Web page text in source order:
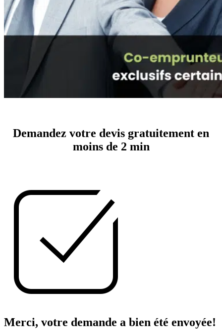
Demandez votre devis gratuitement en
moins de 2 min
Merci, votre demande a bien été envoyée!